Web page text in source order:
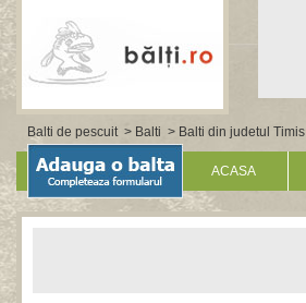
Balti de pescuit> Balti > Balti din judetul Timis
ACASA